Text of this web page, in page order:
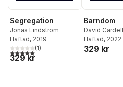
Segregation
Jonas Lindström
Häftad, 2019
5,0utav 5 stjärnor. Totalt antal röster:
(1)
329 kr
Barndom
David Cardell
Sköld
Häftad, 2022
329 kr